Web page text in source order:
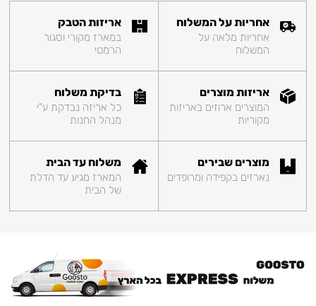
אחריות על המשלוח
אחריות מלאה על
המשלוח
אריזות הטבק
במארז מקורי וסגור
הרמטי
אריזות מוצרים
המוצרים ארוזים באריזות
מקוריות
בדיקת משלוח
כל אריזה נבדקת ע"י
מנהל החנות
מוצרים שבירים
נארזים בקפידה ומרופדים
משלוח עד הבית
המארז מגיע עד הדלת
של הבית